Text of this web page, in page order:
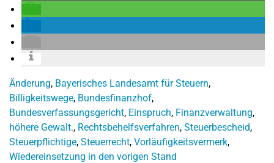
Änderung, Bayerisches Landesamt für Steuern,
Billigkeitswege, Bundesfinanzhof,
Bundesverfassungsgericht, Einspruch, Finanzverwaltung,
höhere Gewalt., Rechtsbehelfsverfahren, Steuerbescheid,
Steuerpflichtige, Steuerrecht, Vorläufigkeitsvermerk,
Wiedereinsetzung in den vorigen Stand